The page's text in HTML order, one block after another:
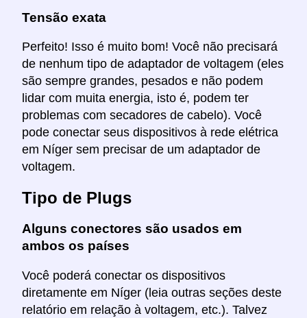
Tensão exata
Perfeito! Isso é muito bom! Você não precisará
de nenhum tipo de adaptador de voltagem (eles
são sempre grandes, pesados e não podem
lidar com muita energia, isto é, podem ter
problemas com secadores de cabelo). Você
pode conectar seus dispositivos à rede elétrica
em Níger sem precisar de um adaptador de
voltagem.
Tipo de Plugs
Alguns conectores são usados em
ambos os países
Você poderá conectar os dispositivos
diretamente em Níger (leia outras seções deste
relatório em relação à voltagem, etc.). Talvez